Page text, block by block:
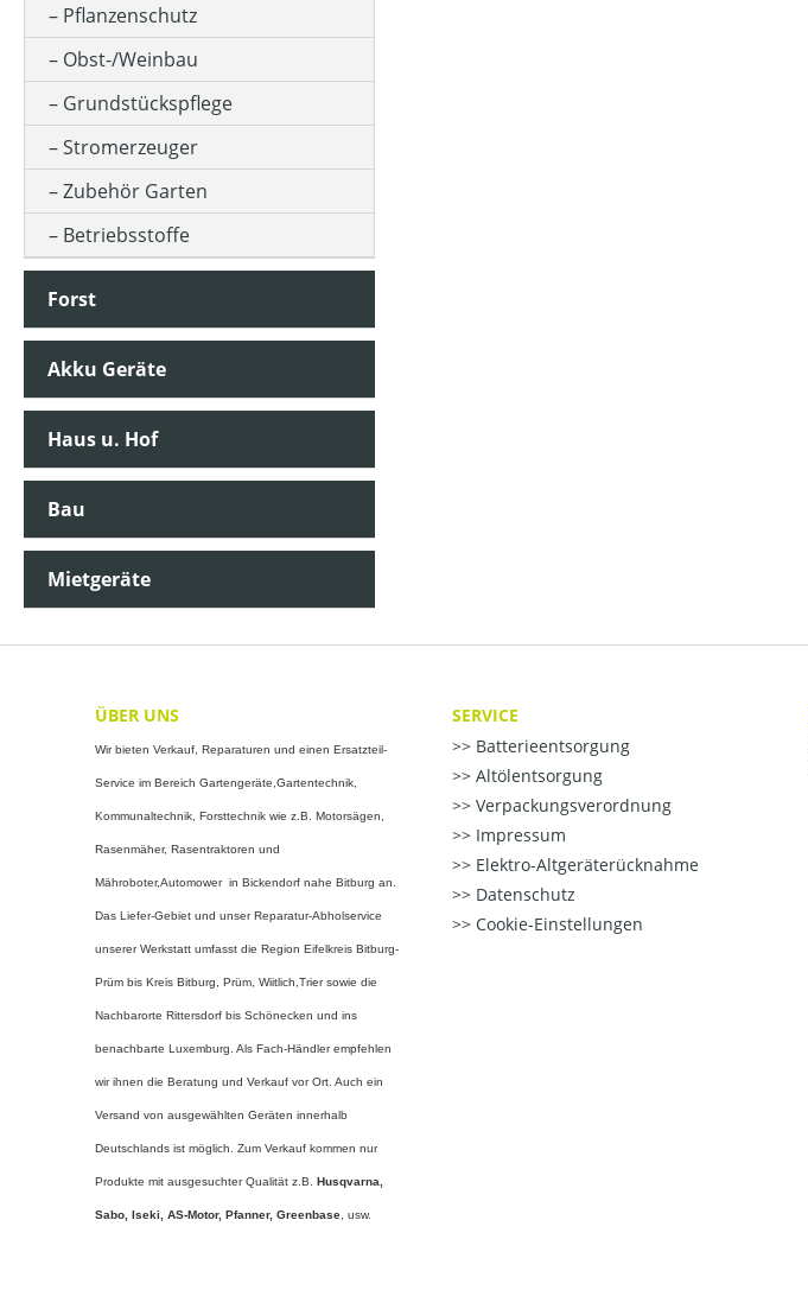
Pflanzenschutz
Obst-/Weinbau
Grundstückspflege
Stromerzeuger
Zubehör Garten
Betriebsstoffe
Forst
Akku Geräte
Haus u. Hof
Bau
Mietgeräte
ÜBER UNS
Wir bieten Verkauf, Reparaturen und einen Ersatzteil-
Service im Bereich Gartengeräte,Gartentechnik,
Kommunaltechnik, Forsttechnik wie z.B. Motorsägen,
Rasenmäher, Rasentraktoren und
Mähroboter,Automower in Bickendorf nahe Bitburg an.
Das Liefer-Gebiet und unser Reparatur-Abholservice
unserer Werkstatt umfasst die Region Eifelkreis Bitburg-
Prüm bis Kreis Bitburg, Prüm, Wiitlich,Trier sowie die
Nachbarorte Rittersdorf bis Schönecken und ins
benachbarte Luxemburg. Als Fach-Händler empfehlen
wir ihnen die Beratung und Verkauf vor Ort. Auch ein
Versand von ausgewählten Geräten innerhalb
Deutschlands ist möglich. Zum Verkauf kommen nur
Produkte mit ausgesuchter Qualität z.B. Husqvarna,
Sabo, Iseki, AS-Motor, Pfanner, Greenbase , usw.
SERVICE
Batterieentsorgung
Altölentsorgung
Verpackungsverordnung
Impressum
Elektro-Altgeräterücknahme
Datenschutz
Cookie-Einstellungen